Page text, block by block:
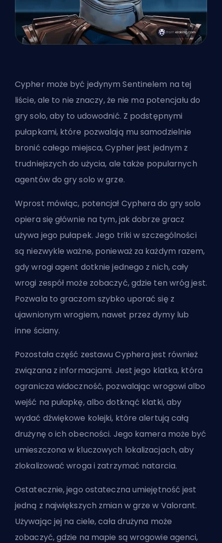
Cypher może być jedynym Sentinelem na tej
liście, ale to nie znaczy, że nie ma potencjału do
gry solo, aby to udowodnić. Z podstępnymi
pułapkami, które pozwalają mu samodzielnie
bronić całego miejsca, Cypher jest jednym z
trudniejszych do użycia, ale także popularnych
agentów do gry solo w grze.
Wprost mówiąc, potencjał Cyphera do gry solo
opiera się głównie na tym, jak dobrze gracz
używa jego pułapek. Jego triki w szczególności
są niezwykle ważne, ponieważ za każdym razem,
gdy wrogi agent dotknie jednego z nich, cały
wrogi zespół może zobaczyć, gdzie ten wróg jest.
Pozwala to graczom szybko uporać się z
ujawnionym wrogiem, nawet przez dymy lub
inne ściany.
Pozostała część zestawu Cyphera jest również
związana z informacjami. Jest jego klatka, która
ogranicza widoczność, pozwalając wrogowi albo
wejść na pułapkę, albo dotknąć klatki, aby
wydać dźwiękowe kolejki, które alertują całą
drużynę o ich obecności. Jego kamera może być
umieszczona w kluczowych lokalizacjach, aby
zlokalizować wroga i zatrzymać natarcia.
Ostatecznie, jego ostateczna umiejętność jest
jedną z największych zmian w grze w Valorant.
Używając jej na ciele, cała drużyna może
zobaczyć, gdzie na mapie są wrogowie agenci,